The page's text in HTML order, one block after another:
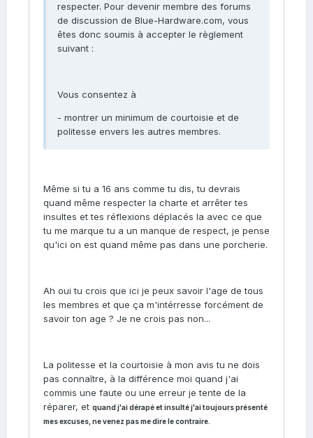
respecter. Pour devenir membre des forums
de discussion de Blue-Hardware.com, vous
êtes donc soumis à accepter le règlement
suivant :
Vous consentez à
- montrer un minimum de courtoisie et de
politesse envers les autres membres.
Même si tu a 16 ans comme tu dis, tu devrais
quand même respecter la charte et arrêter tes
insultes et tes réflexions déplacés la avec ce que
tu me marque tu a un manque de respect, je pense
qu'ici on est quand même pas dans une porcherie.
Ah oui tu crois que ici je peux savoir l'age de tous
les membres et que ça m'intérresse forcément de
savoir ton age ? Je ne crois pas non...
La politesse et la courtoisie à mon avis tu ne dois
pas connaître, à la différence moi quand j'ai
commis une faute ou une erreur je tente de la
réparer, et quand j'ai dérapé et insulté j'ai toujours présenté
mes excuses, ne venez pas me dire le contraire.